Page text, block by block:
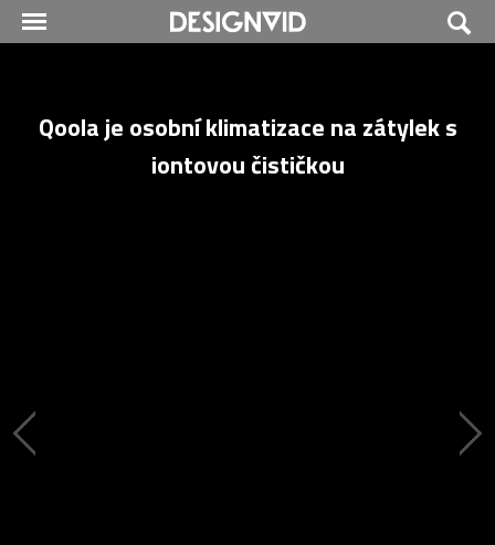
Qoola je osobní klimatizace na zátylek s
iontovou čističkou